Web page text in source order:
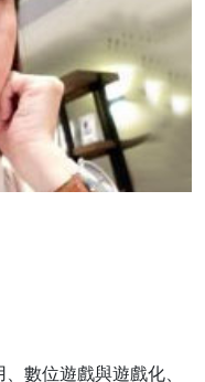
數位遊戲與遊戲化、